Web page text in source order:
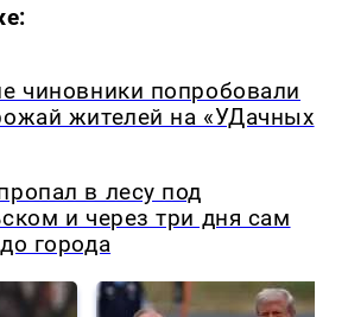
чиновники попробовали
жителей на «УДачных
в лесу под
и через три дня сам
города